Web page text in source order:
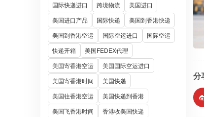
国际快递进口 跨境物流
美国进口
美国进口产品
国际快递
美国到香港快递
美国到香港空运
国际空运进口
国际空运
快递开箱
美国FEDEX代理
美国寄香港空运
美国国际空运进口
美国寄香港时间
美国快递
美国往香港空运
美国快递到香港
美国飞香港时间
香港收美国快递
分